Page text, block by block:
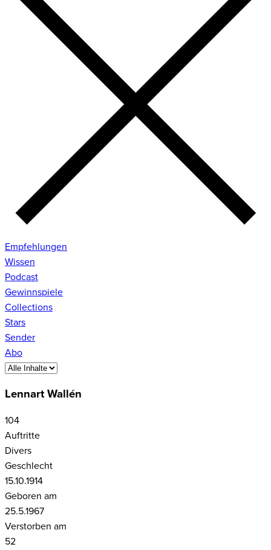
Empfehlungen
Wissen
Podcast
Gewinnspiele
Collections
Stars
Sender
Abo
Lennart Wallén
104
Auftritte
Divers
Geschlecht
15.10.1914
Geboren am
25.5.1967
Verstorben am
52